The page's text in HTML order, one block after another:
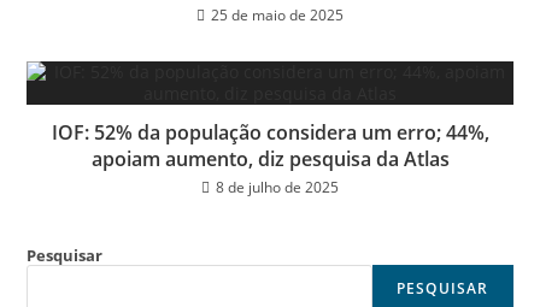
25 de maio de 2025
IOF: 52% da população considera um erro; 44%,
apoiam aumento, diz pesquisa da Atlas
8 de julho de 2025
Pesquisar
PESQUISAR